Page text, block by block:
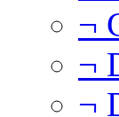
¬
¬
¬